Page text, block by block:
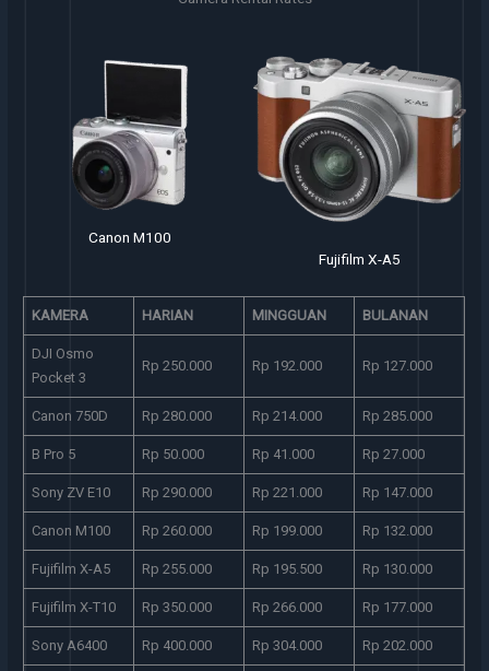
KAMERA HARIAN MINGGUAN BULANAN
DJI Osmo
Pocket 3
Rp 250.000 Rp 192.000 Rp 127.000
Canon 750D Rp 280.000 Rp 214.000 Rp 285.000
B Pro 5 Rp 50.000 Rp 41.000 Rp 27.000
Sony ZV E10 Rp 290.000 Rp 221.000 Rp 147.000
Canon M100 Rp 260.000 Rp 199.000 Rp 132.000
Fujifilm X-A5 Rp 255.000 Rp 195.500 Rp 130.000
Fujifilm X-T10 Rp 350.000 Rp 266.000 Rp 177.000
Sony A6400 Rp 400.000 Rp 304.000 Rp 202.000